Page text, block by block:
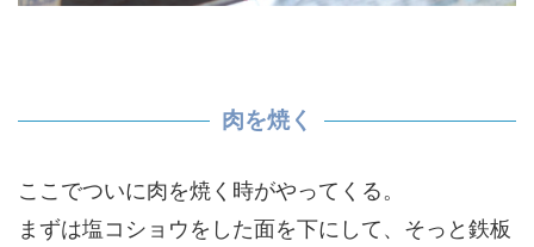
肉を焼く
ここでついに肉を焼く時がやってくる。
まずは塩コショウをした面を下にして、そっと鉄板